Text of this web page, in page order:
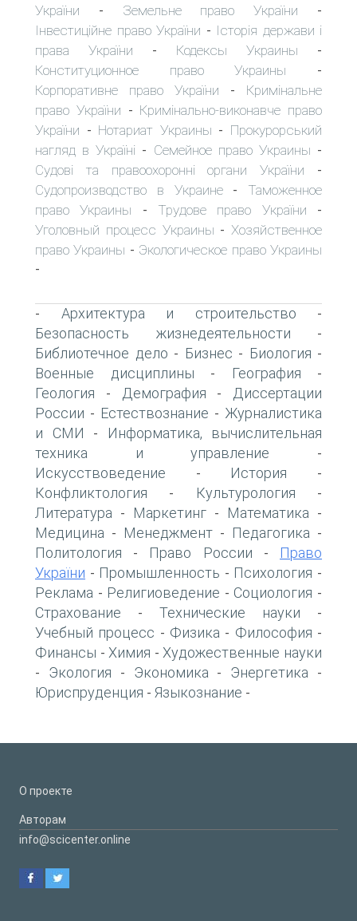
України - Земельне право України -
Інвестиційне право України - Історія держави і
права України - Кодексы Украины -
Конституционное право Украины -
Корпоративне право України - Кримінальне
право України - Кримінально-виконавче право
України - Нотариат Украины - Прокурорський
нагляд в Україні - Семейное право Украины -
Судові та правоохоронні органи України -
Судопроизводство в Украине- Таможенное
право Украины - Трудове право України -
Уголовный процесс Украины - Хозяйственное
право Украины - Экологическое право Украины
-
- Архитектура и строительство -
Безопасность жизнедеятельности -
Библиотечное дело - Бизнес - Биология -
Военные дисциплины - География -
Геология - Демография - Диссертации
России - Естествознание - Журналистика
и СМИ -
Информатика, вычислительная
техника и управление -
Искусствоведение - История -
Конфликтология - Культурология -
Литература - Маркетинг - Математика -
Медицина - Менеджмент - Педагогика -
Политология - Право России -
Право
України - Промышленность - Психология -
Реклама - Религиоведение - Социология -
Страхование - Технические науки -
Учебный процесс - Физика - Философия -
Финансы -Химия -Художественные науки
- Экология - Экономика - Энергетика -
Юриспруденция - Языкознание -
О проекте
Авторам
info@scicenter.online